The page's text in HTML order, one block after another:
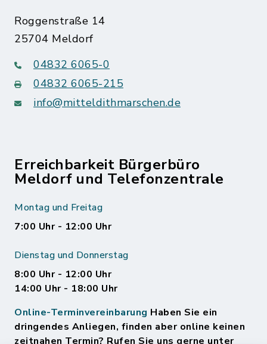
Roggenstraße 14
25704 Meldorf
04832 6065-0
04832 6065-215
info@mitteldithmarschen.de
Erreichbarkeit Bürgerbüro
Meldorf und Telefonzentrale
Montag und Freitag
7:00 Uhr - 12:00 Uhr
Dienstag und Donnerstag
8:00 Uhr - 12:00 Uhr
14:00 Uhr - 18:00 Uhr
Online-Terminvereinbarung Haben Sie ein
dringendes Anliegen, finden aber online keinen
zeitnahen Termin? Rufen Sie uns gerne unter